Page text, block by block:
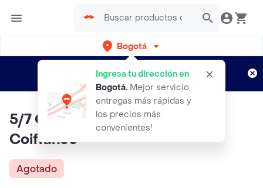
Bogotá
Ingresa tu dirección en
Bogotá. Mejor servicio,
entregas más rápidas y
los precios más
convenientes!
envíos gratis por semanas
Aplican TyC
5/7 Castaño Claro Marron
Coiffance
Agotado